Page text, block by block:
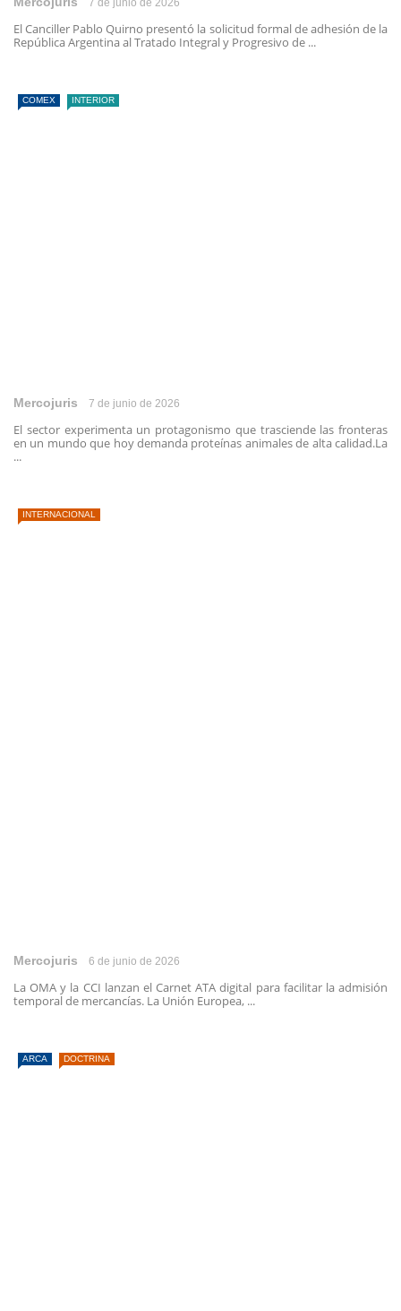
El Canciller Pablo Quirno presentó la solicitud formal de adhesión de la
República Argentina al Tratado Integral y Progresivo de ...
COMEX INTERIOR
Mercojuris 7 de junio de 2026
El sector experimenta un protagonismo que trasciende las fronteras
en un mundo que hoy demanda proteínas animales de alta calidad.La
...
INTERNACIONAL
Mercojuris 6 de junio de 2026
La OMA y la CCI lanzan el Carnet ATA digital para facilitar la admisión
temporal de mercancías. La Unión Europea, ...
ARCA DOCTRINA